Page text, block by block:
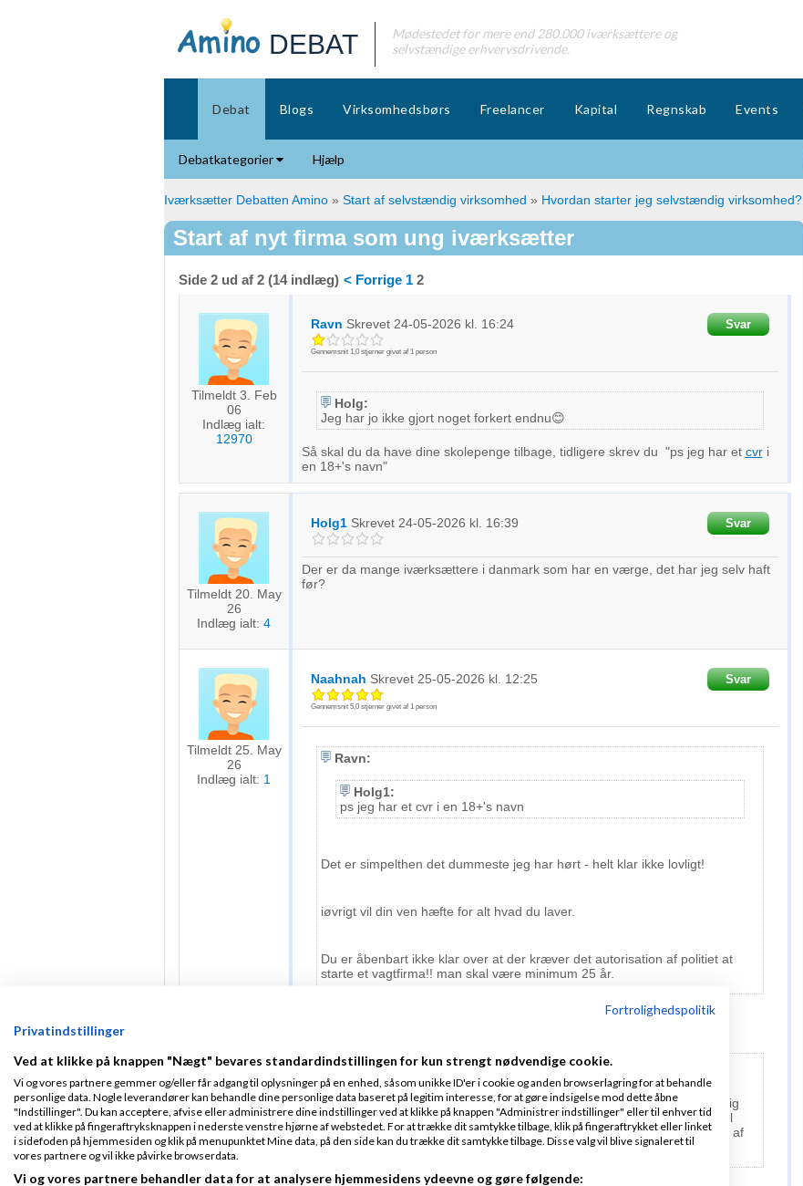
DEBAT
Mødestedet for mere end 280.000 iværksættere og
selvstændige erhvervsdrivende.
Debat Blogs Virksomhedsbørs Freelancer Kapital Regnskab Events
Debatkategorier Hjælp
Iværksætter Debatten Amino » Start af selvstændig virksomhed » Hvordan starter jeg selvstændig virksomhed?
Start af nyt firma som ung iværksætter
Side 2 ud af 2 (14 indlæg) < Forrige 1 2
Tilmeldt 3. Feb
06
Indlæg ialt:
12970
Ravn Skrevet 24-05-2026 kl. 16:24
Gennemsnit 1,0stjerner givet af 1person
Svar
Holg:
Jeg har jo ikke gjort noget forkert endnu😊
Så skal du da have dine skolepenge tilbage, tidligere skrev du "ps jeg har et cvri
en 18+'s navn"
Tilmeldt 20. May
26
Indlæg ialt: 4
Holg1 Skrevet 24-05-2026 kl. 16:39 Svar
Der er da mange iværksættere i danmark som har en værge, det har jeg selv haft
før?
Tilmeldt 25. May
26
Indlæg ialt: 1
Naahnah Skrevet 25-05-2026 kl. 12:25
Gennemsnit 5,0stjerner givet af 1person
Svar
Ravn:
Holg1:
ps jeg har et cvr i en 18+'s navn
Det er simpelthen det dummeste jeg har hørt - helt klar ikke lovligt!
iøvrigt vil din ven hæfte for alt hvad du laver.
Du er åbenbart ikke klar over at der kræver det autorisation af politiet at
starte et vagtfirma!! man skal være minimum 25 år.
Ravn:
skældt ud næh nej, men når du vi vælger at lave en bevist og uforsvarlig
lovovertrædelse, så er det sgu da mega dumt gjort - længere er den vel
ikke. Men du er åbenbart ikke gammel nok til at forstå konsekvenserne af
din handling.
Fortrolighedspolitik
Privatindstillinger
Ved at klikke på knappen "Nægt" bevares standardindstillingen for kun strengt nødvendige cookie.
Vi og vores partnere gemmer og/eller får adgang til oplysninger på en enhed, såsom unikke ID'er i cookie og anden browserlagring for at behandle
personlige data. Nogle leverandører kan behandle dine personlige data baseret på legitim interesse, for at gøre indsigelse mod dette åbne
"Indstillinger". Du kan acceptere, afvise eller administrere dine indstillinger ved at klikke på knappen "Administrer indstillinger" eller til enhver tid
ved at klikke på fingeraftryksknappen i nederste venstre hjørne af webstedet. For at trække dit samtykke tilbage, klik på fingeraftrykket eller linket
i sidefoden på hjemmesiden og klik på menupunktet Mine data, på den side kan du trække dit samtykke tilbage. Disse valg vil blive signaleret til
vores partnere og vil ikke påvirke browserdata.
Vi og vores partnere behandler data for at analysere hjemmesidens ydeevne og gøre følgende: